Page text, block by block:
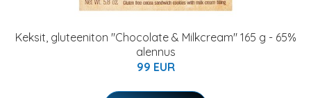
Keksit, gluteeniton "Chocolate & Milkcream" 165 g - 65%
alennus
99 EUR